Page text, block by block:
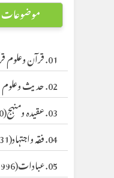
موضوعات
01. قرآن وعلوم قرآن
02. حدیث وعلوم حدیث
03. عقیدہ ومنہج
(620)
04. فقہ واجتہاد
(1131)
05. عبادات
(3996)